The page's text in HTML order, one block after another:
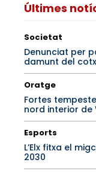
Últimes
Societat
Denunciat per
damunt del
Oratge
Fortes
nord interior de
Esports
L’Elx fitxa el
2030